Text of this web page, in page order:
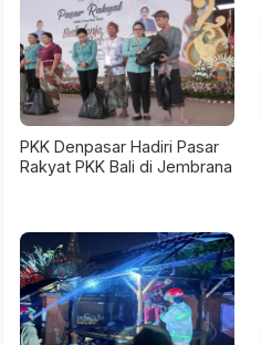
PKK Denpasar Hadiri Pasar
Rakyat PKK Bali di Jembrana